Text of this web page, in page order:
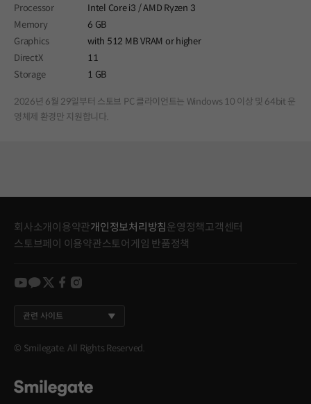
Processor
Intel Core i3 / AMD Ryzen 3
Memory
6 GB
Graphics
with 512 MB VRAM or higher
DirectX
11
Storage
1 GB
2026년 6월 29일부터 스토브 PC 클라이언트는 Windows 10 이상 및 64bit 운
영체제 환경만 지원합니다.
회사소개이용약관개인정보처리방침 운영정책고객센터
스토브페이 이용약관스토어게임 반품정책
youtube
kakao
twitter
facebook
instagram
관련 사이트
© Smilegate. All Rights Reserved.